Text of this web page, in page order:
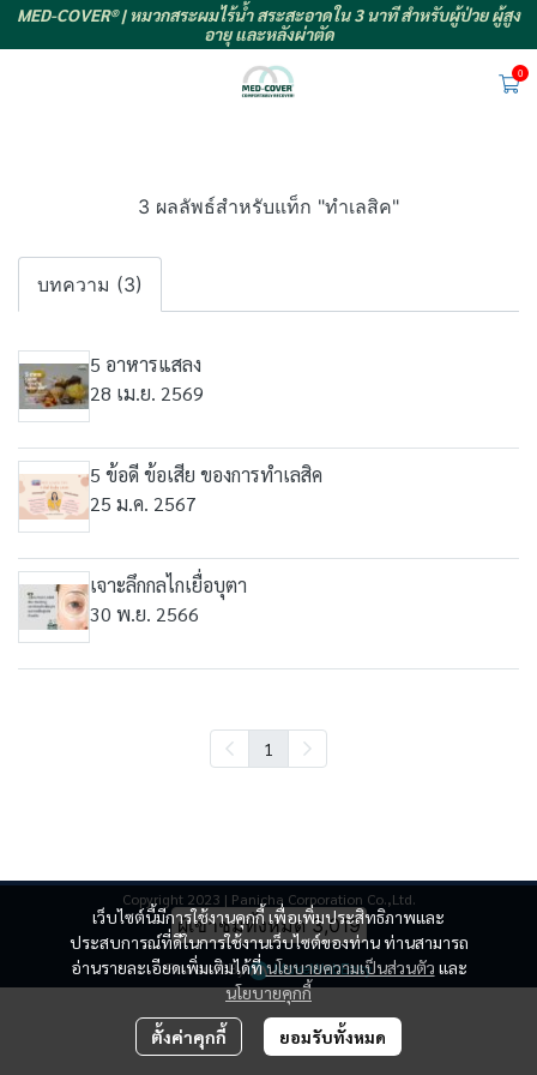
MED-COVER® | หมวกสระผมไร้น้ำ สระสะอาดใน 3 นาที สำหรับผู้ป่วย ผู้สูง
อายุ และหลังผ่าตัด
0
3 ผลลัพธ์สำหรับแท็ก "ทำเลสิค"
บทความ (3)
5 อาหารแสลง
28 เม.ย. 2569
5 ข้อดี ข้อเสีย ของการทำเลสิค
25 ม.ค. 2567
เจาะลึกกลไกเยื่อบุตา
30 พ.ย. 2566
1
เว็บไซต์นี้มีการใช้งานคุกกี้ เพื่อเพิ่มประสิทธิภาพและ
ประสบการณ์ที่ดีในการใช้งานเว็บไซต์ของท่าน ท่านสามารถ
อ่านรายละเอียดเพิ่มเติมได้ที่นโยบายความเป็นส่วนตัว และ
นโยบายคุกกี้
ตั้งค่าคุกกี้ ยอมรับทั้งหมด
Copyright 2023 | Panicha Corporation Co.,Ltd.
ผู้เข้าชมทั้งหมด3,019
Powered By MakeWebEasy